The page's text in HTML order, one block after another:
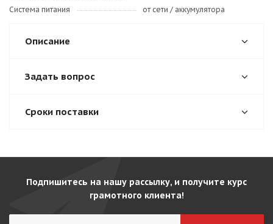
Система питания от сети / аккумулятора
Описание
Задать вопрос
Сроки поставки
Подпишитесь на нашу рассылку, и получите курс
грамотного клиента!